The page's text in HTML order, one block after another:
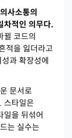
사소통의
차적인 의무다.
뀔 코드의
적을 잃더라고
과 확장성에
문서로
스타일은
일을 뒤섞어
는 실수는